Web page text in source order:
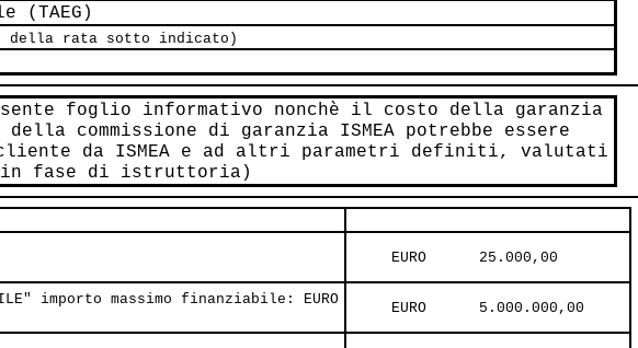
(TAEG)
della rata sotto indicato)
foglio informativo nonchè il costo della garanzia
commissione di garanzia ISMEA potrebbe essere
da ISMEA e ad altri parametri definiti, valutati
in fase di istruttoria)
     EURO      25.000,00
importo massimo finanziabile: EURO
     EURO      5.000.000,00